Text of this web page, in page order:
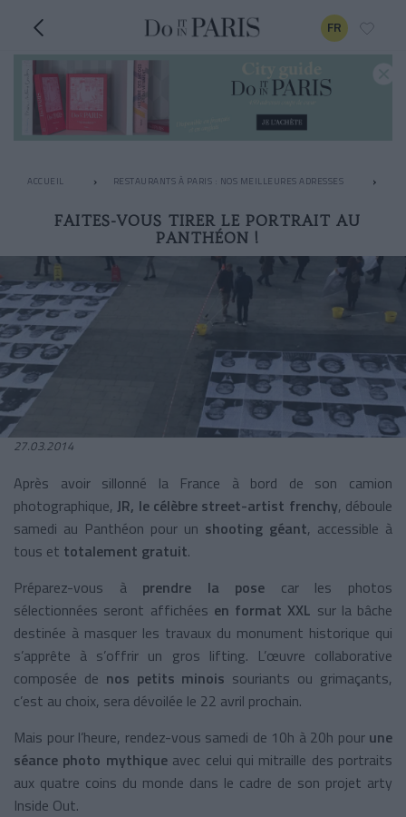
FR
ACCUEIL RESTAURANTS À PARIS : NOS MEILLEURES ADRESSES
FAITES-VOUS TIRER LE PORTRAIT AU
PANTHÉON !
27.03.2014
Après avoir sillonné la France à bord de son camion
photographique, JR, le célèbre street-artist frenchy, déboule
samedi au Panthéon pour un shooting géant, accessible à
tous et totalement gratuit.
Préparez-vous à prendre la pose car les photos
sélectionnées seront affichées en format XXL sur la bâche
destinée à masquer les travaux du monument historique qui
s’apprête à s’offrir un gros lifting. L’œuvre collaborative
composée de nos petits minois souriants ou grimaçants,
c’est au choix, sera dévoilée le 22 avril prochain.
Mais pour l’heure, rendez-vous samedi de 10h à 20h pour une
séance photo mythiqueavec celui qui mitraille des portraits
aux quatre coins du monde dans le cadre de son projet arty
Inside Out.